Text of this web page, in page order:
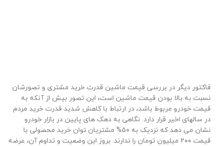
فاکتور دیگر در بررسی قیمت ماشین قدرت خرید مشتری و تصورشان
نسبت به بالا بودن قیمت ماشین است، این تصور بیش از آنکه به
قیمت خودرو مربوط باشد، در ارتباط با کاهش شدید قدرت خرید مردم
در سالهای اخیر قرار دارد. نگاهی به دهک های پایین در بازار خودرو
نشان می دهد که نزدیک به ۵۰% مشتریان توان خرید محصولی با
قیمت ۲۰۰ میلیون تومان را ندارند. بروز این وضعیت و تداوم آن، عرضه